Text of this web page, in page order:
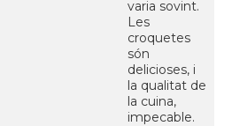
varia sovint.
Les
croquetes
són
delicioses, i
la qualitat de
la cuina,
impecable.